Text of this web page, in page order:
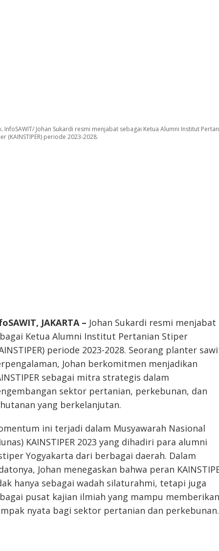
InfoSAWIT/ Johan Sukardi resmi menjabat sebagai Ketua Alumni Institut
(KAINSTIPER) periode 2023-2028.
JAKARTA – Johan Sukardi resmi menjabat
Ketua Alumni Institut Pertanian Stiper
periode 2023-2028. Seorang planter
Johan berkomitmen menjadikan
sebagai mitra strategis dalam
sektor pertanian, perkebunan, dan
yang berkelanjutan.
ini terjadi dalam Musyawarah Nasional
KAINSTIPER 2023 yang dihadiri para alumni
Yogyakarta dari berbagai daerah. Dalam
Johan menegaskan bahwa peran
hanya sebagai wadah silaturahmi, tetapi juga
pusat kajian ilmiah yang mampu memberikan
nyata bagi sektor pertanian dan perkebunan.